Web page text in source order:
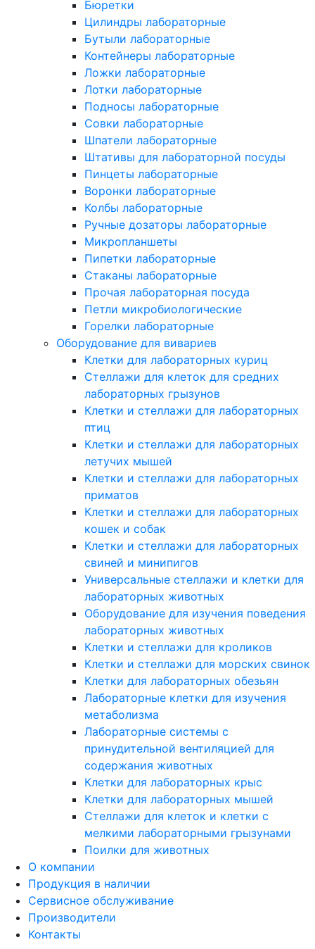
Бюретки
Цилиндры лабораторные
Бутыли лабораторные
Контейнеры лабораторные
Ложки лабораторные
Лотки лабораторные
Подносы лабораторные
Совки лабораторные
Шпатели лабораторные
Штативы для лабораторной посуды
Пинцеты лабораторные
Воронки лабораторные
Колбы лабораторные
Ручные дозаторы лабораторные
Микропланшеты
Пипетки лабораторные
Стаканы лабораторные
Прочая лабораторная посуда
Петли микробиологические
Горелки лабораторные
Оборудование для вивариев
Клетки для лабораторных куриц
Стеллажи для клеток для средних
лабораторных грызунов
Клетки и стеллажи для лабораторных
птиц
Клетки и стеллажи для лабораторных
летучих мышей
Клетки и стеллажи для лабораторных
приматов
Клетки и стеллажи для лабораторных
кошек и собак
Клетки и стеллажи для лабораторных
свиней и минипигов
Универсальные стеллажи и клетки для
лабораторных животных
Оборудование для изучения поведения
лабораторных животных
Клетки и стеллажи для кроликов
Клетки и стеллажи для морских свинок
Клетки для лабораторных обезьян
Лабораторные клетки для изучения
метаболизма
Лабораторные системы с
принудительной вентиляцией для
содержания животных
Клетки для лабораторных крыс
Клетки для лабораторных мышей
Стеллажи для клеток и клетки с
мелкими лабораторными грызунами
Поилки для животных
О компании
Продукция в наличии
Сервисное обслуживание
Производители
Контакты